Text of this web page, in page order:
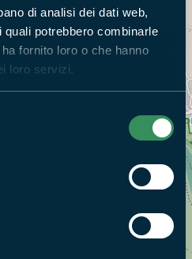
di analisi dei dati web,
potrebbero combinarle
fornito loro o che hanno
loro servizi.